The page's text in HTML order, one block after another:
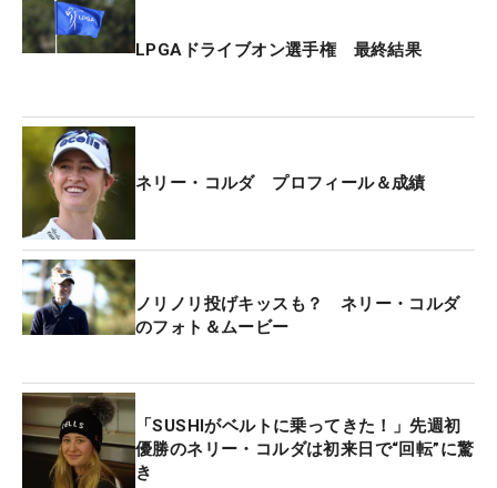
「リディアに追いつくためには、信じられないよう
なフィニッシュをしなければならないと思ってい
でグリーンを捉えて、約8メートルのイーグルパッ
トを沈めた。最難関の18番パー4では7番アイアンで
放ったセカンドショットをベタピンにつけた。続く
バーディパットをしっかりと決めると、ギャラリー
から大歓声。プレーオフへと持ち込んだ。
延長戦はともに1ホール目をパー。2ホール目では難
グパットをねじ込んだ。地元ギャラリーから大喝
采。右拳を力強く握ってファンの声援に応えると、
ネリーの目には歓喜の涙が浮かんでいた。
LPGAドライブオン選手権 最終結果
ネリー・コルダ プロフィール＆成績
ノリノリ投げキッスも？ ネリー・コルダ
のフォト＆ムービー
「SUSHIがベルトに乗ってきた！」先週初
優勝のネリー・コルダは初来日で“回転”に驚
き